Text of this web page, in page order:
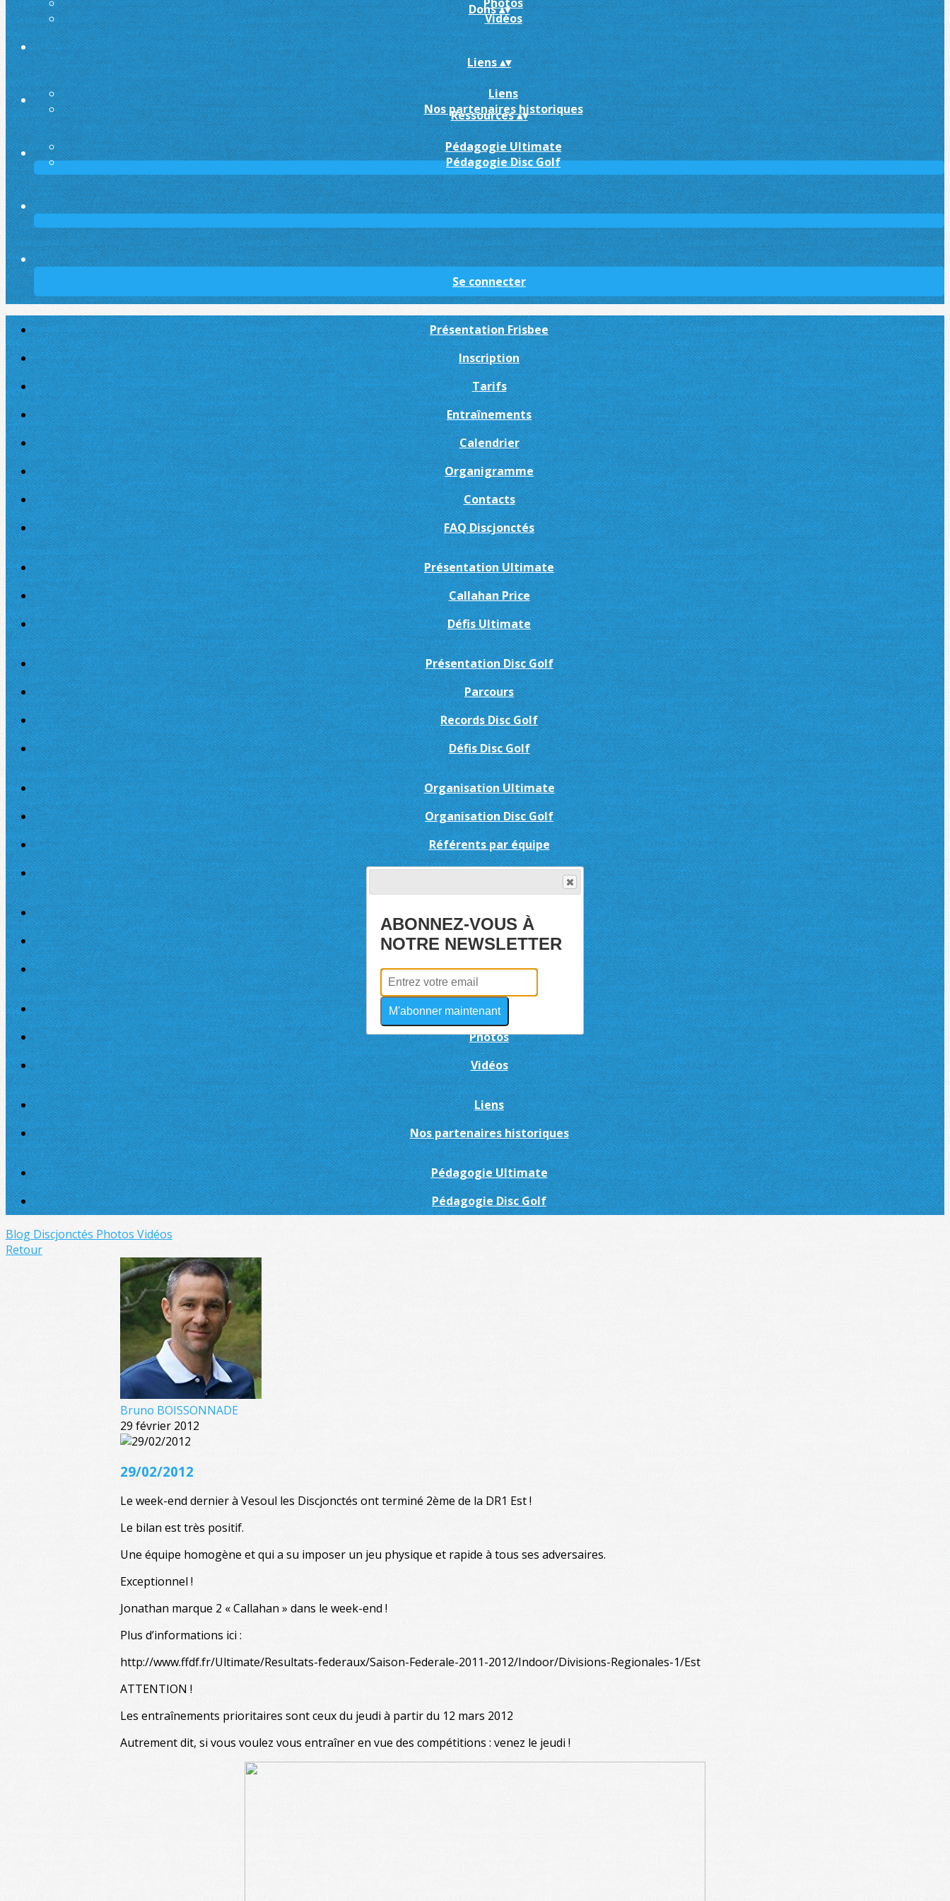
Vidéos
Dons▴▾
Liens▴▾
Liens
Nos partenaires historiques
Ressources▴▾
Pédagogie Ultimate
Pédagogie Disc Golf
Se connecter
Présentation Frisbee
Inscription
Tarifs
Entraînements
Calendrier
Organigramme
Contacts
FAQ Discjonctés
Présentation Ultimate
Callahan Price
Défis Ultimate
Présentation Disc Golf
Parcours
Records Disc Golf
Défis Disc Golf
Organisation Ultimate
Organisation Disc Golf
Référents par équipe
Résultats-Palmarès
Ladie'Jonctées
Tract'Open
DO-IT
Blog Discjonctés
Photos
Vidéos
Liens
Nos partenaires historiques
Pédagogie Ultimate
Pédagogie Disc Golf
Blog Discjonctés Photos Vidéos
Retour
Bruno BOISSONNADE
29 février 2012
29/02/2012
Le week-end dernier à Vesoul les Discjonctés ont terminé 2ème de la DR1 Est !
Le bilan est très positif.
Une équipe homogène et qui a su imposer un jeu physique et rapide à tous ses adversaires.
Exceptionnel !
Jonathan marque 2 « Callahan » dans le week-end !
Plus d’informations ici :
http://www.ffdf.fr/Ultimate/Resultats-federaux/Saison-Federale-2011-2012/Indoor/Divisions-Regionales-1/Est
ATTENTION !
Les entraînements prioritaires sont ceux du jeudi à partir du 12 mars 2012
Autrement dit, si vous voulez vous entraîner en vue des compétitions : venez le jeudi !
ABONNEZ-VOUS À
NOTRE NEWSLETTER
M'abonner maintenant